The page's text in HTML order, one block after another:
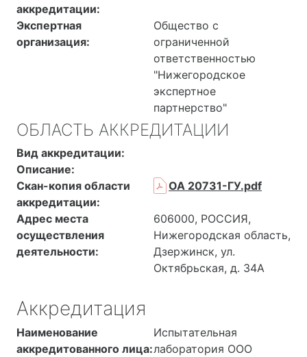
аккредитации:
Экспертная
организация:
Общество с
ограниченной
ответственностью
"Нижегородское
экспертное
партнерство"
ОБЛАСТЬ АККРЕДИТАЦИИ
Вид аккредитации:
Описание:
Скан-копия области
аккредитации:
ОА 20731-ГУ.pdf
Адрес места
осуществления
деятельности:
606000, РОССИЯ,
Нижегородская область,
Дзержинск, ул.
Октябрьская, д. 34А
Аккредитация
Наименование
аккредитованного лица:
Испытательная
лаборатория ООО